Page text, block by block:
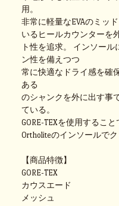
用。
非常に軽量なEVAのミッ
いるヒールカウンターを
ト性を追求。
インソール
ン性を備えつつ
常に快適なドライ感を確
ある
のシャンクを外に出す事
ている。
GORE-TEXを使用するこ
Ortholiteのインソールで
【商品特徴】
GORE-TEX
カウスエード
メッシュ